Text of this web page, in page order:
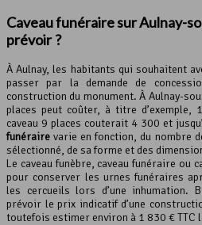
Caveau funéraire sur Aulnay-
prévoir ?
À Aulnay, les habitants qui souhaitent
passer par la demande de
construction du monument. À Aulnay-
places peut coûter, à titre d’exemple,
caveau 9 places couterait 4 300 et
funéraire varie en fonction, du nombre
sélectionné, de sa forme et des
Le caveau funèbre, caveau funéraire ou
pour conserver les urnes funéraires
les cercueils lors d’une inhumation.
prévoir le prix indicatif d’une
toutefois estimer environ à 1 830 € TTC